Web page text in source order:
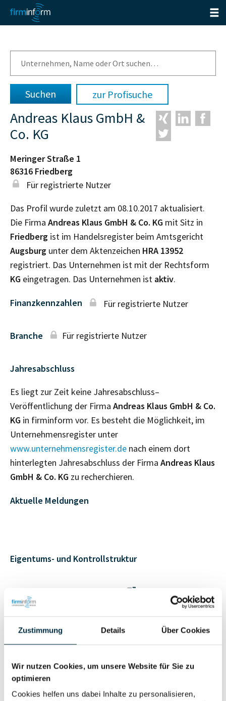
Zustimmung Details Über Cookies
Wir nutzen Cookies, um unsere Website für Sie zu
optimieren
Cookies helfen uns dabei Inhalte zu personalisieren,
zur Profisuche
Andreas Klaus GmbH &
Co. KG
Meringer Straße 1
86316 Friedberg
Für registrierte Nutzer
Das Profil wurde zuletzt am 08.10.2017 aktualisiert.
Die Firma Andreas Klaus GmbH & Co. KG mit Sitz in
Friedberg ist im Handelsregister beim Amtsgericht
Augsburg unter dem Aktenzeichen HRA 13952
registriert. Das Unternehmen ist mit der Rechtsform
KG eingetragen. Das Unternehmen ist aktiv.
Finanzkennzahlen Für registrierte Nutzer
Branche Für registrierte Nutzer
Jahresabschluss
Es liegt zur Zeit keine Jahresabschluss–
Veröffentlichung der Firma Andreas Klaus GmbH & Co.
KG in firminform vor. Es besteht die Möglichkeit, im
Unternehmensregister unter
www.unternehmensregister.de nach einem dort
hinterlegten Jahresabschluss der Firma Andreas Klaus
GmbH & Co. KG zu recherchieren.
Aktuelle Meldungen
Eigentums- und Kontrollstruktur
Gesellschafterstruktur
Unternehmensprofil
Unternehmensnetzwerk
Unternehmensprofil